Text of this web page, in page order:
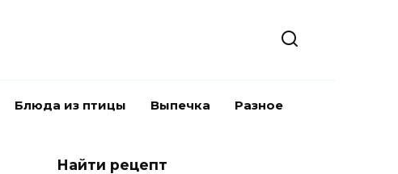
Блюда из птицы Выпечка Разное
Найти рецепт